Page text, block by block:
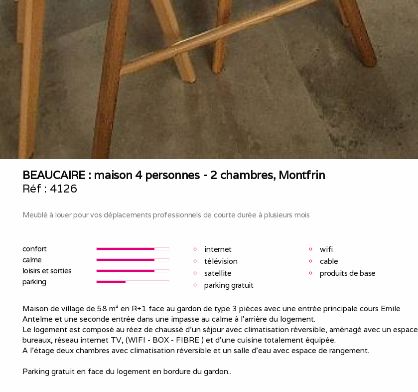
BEAUCAIRE : maison 4 personnes - 2 chambres, Montfrin
Réf : 4126
Meublé à louer pour vos déplacements professionnels de courte durée à plusieurs mois
confort
calme
loisirs et sorties
parking
internet
wifi
télévision
cable
satellite
produits de base
parking gratuit
Maison de village de 58 m² en R+1 face au gardon de type 3 pièces avec une entrée principale cours Emile
Antelme et une seconde entrée dans une impasse au calme à l’arrière du logement.
Le logement est composé au réez de chaussé d’un séjour avec climatisation réversible, aménagé avec un espace
bureaux, réseau internet TV, (WIFI - BOX - FIBRE ) et d’une cuisine totalement équipée.
A l’étage deux chambres avec climatisation réversible et un salle d’eau avec espace de rangement.
Parking gratuit en face du logement en bordure du gardon..